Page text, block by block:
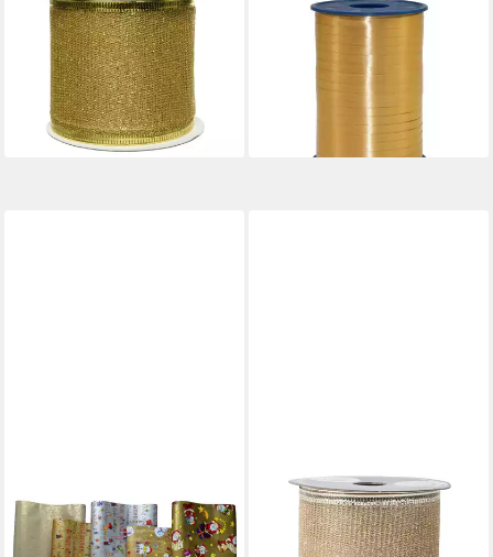
Geschenkband, Goldband -
Glitzerband 63mm x 2,7m
Rolle gold gold
2,49 €
(0,92 €/ 1 m)
lieferbar - in 2-3 Werktagen bei dir
Geschenkband Geschenkband
Polyband 5mm/500m Gold
Matt #15
lieferbar - in 2-3 Werktagen bei dir
Geschenkpapier
Geschenkpapier Weihnachten
- 5 Stück à 2m,
KAEMINGK
Geschenkband, Glitzerband
63mm x 2,7m Rolle Perle
2,39 €